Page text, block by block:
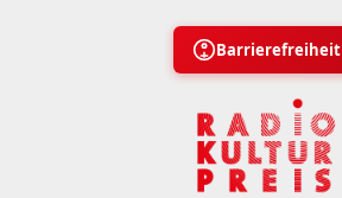
Barrierefreiheit